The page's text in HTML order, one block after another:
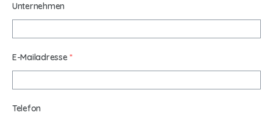
Unternehmen
E-Mailadresse *
Telefon